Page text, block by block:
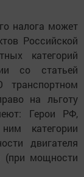
налога может
Российской
категорий
со статьей
транспортном
на льготу
Герои РФ,
категории
двигателя
мощности